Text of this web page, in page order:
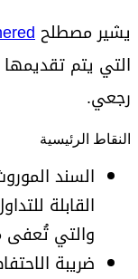
يشير مصطلح
التي يتم تقديمها
رجعي.
النقاط الرئيسية
السند
والتي تُعفى
ضريبة